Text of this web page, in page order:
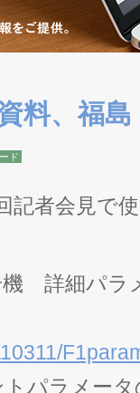
料、福
ド
記者会見で
機 詳細パラ
パラメー